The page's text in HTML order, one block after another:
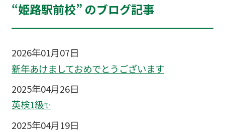
“姫路駅前校” のブログ記事
2026年01月07日
新年あけましておめでとうございます
2025年04月26日
英検1級✨
2025年04月19日